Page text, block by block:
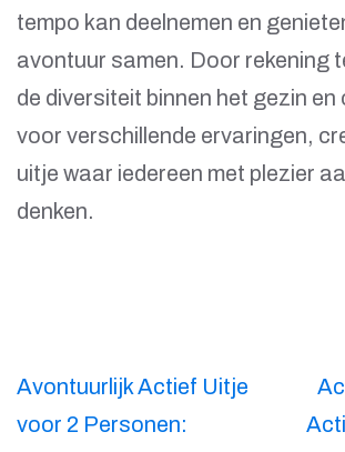
tempo kan deelnemen en
avontuur samen. Door rekening
de diversiteit binnen het gezin
voor verschillende ervaringen,
uitje waar iedereen met plezier
denken.
Berichtnavigatie
Avontuurlijk Actief Uitje
voor 2 Personen: